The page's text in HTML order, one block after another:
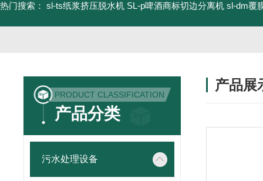
热门搜索： sl-ts纸浆挤压脱水机 SL-p啤酒商标切边分离机 sl-dm覆
PRODUCT CLASSIFICATION
产品分类
污水处理设备
产品展